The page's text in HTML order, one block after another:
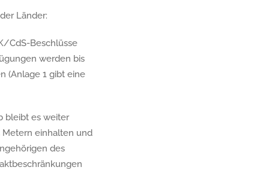
Länder:
CdS-Beschlüsse
werden bis
(Anlage 1 gibt eine
bleibt es weiter
Metern einhalten und
des